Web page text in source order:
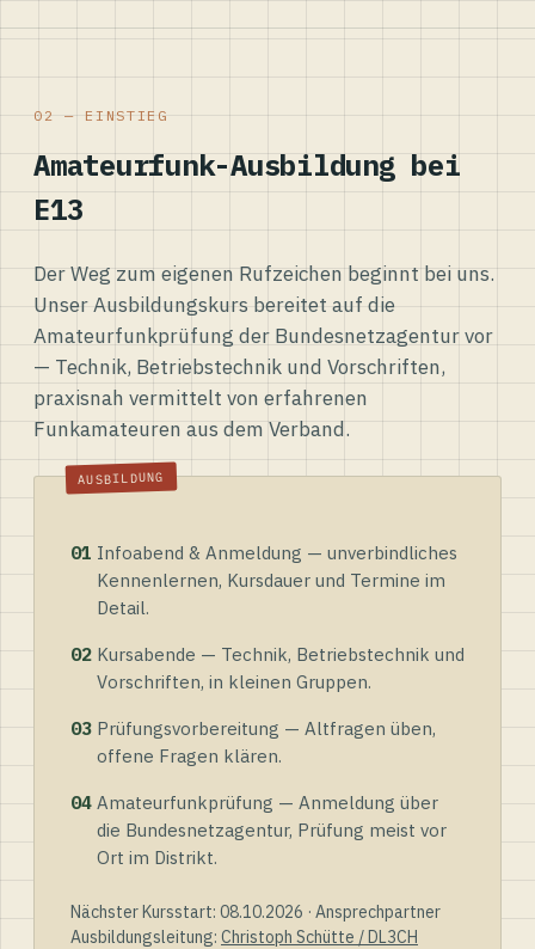
02 — EINSTIEG
Amateurfunk-Ausbildung bei
E13
Der Weg zum eigenen Rufzeichen beginnt bei uns.
Unser Ausbildungskurs bereitet auf die
Amateurfunkprüfung der Bundesnetzagentur vor
— Technik, Betriebstechnik und Vorschriften,
praxisnah vermittelt von erfahrenen
Funkamateuren aus dem Verband.
01 Infoabend & Anmeldung — unverbindliches
Kennenlernen, Kursdauer und Termine im
Detail.
02 Kursabende — Technik, Betriebstechnik und
Vorschriften, in kleinen Gruppen.
03 Prüfungsvorbereitung — Altfragen üben,
offene Fragen klären.
04 Amateurfunkprüfung — Anmeldung über
die Bundesnetzagentur, Prüfung meist vor
Ort im Distrikt.
Nächster Kursstart: 08.10.2026 · Ansprechpartner
Ausbildungsleitung: Christoph Schütte / DL3CH